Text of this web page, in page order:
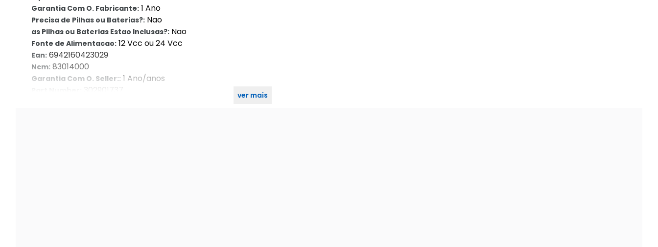
Garantia Com O. Fabricante: 1 Ano
Precisa de Pilhas ou Baterias?: Nao
as Pilhas ou Baterias Estao Inclusas?: Nao
Fonte de Alimentacao: 12 Vcc ou 24 Vcc
Ean: 6942160423029
Ncm: 83014000
Garantia Com O. Seller:: 1 Ano/anos
302901737 ver mais